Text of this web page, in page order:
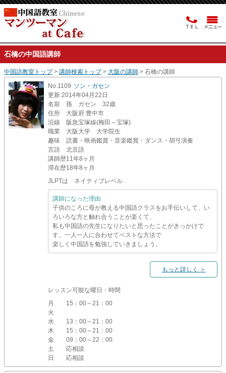
石橋の中国語講師
中国語教室トップ> 講師検索トップ> 大阪の講師 > 石橋の講師
No.1109 ソン・ガセン
更新:2014年04月22日
名前
孫 ガセン 32歳
住所
大阪府 豊中市
沿線
阪急宝塚線(梅田～宝塚)
職業
大阪大学 大学院生
趣味
読書・映画鑑賞・音楽鑑賞・ダンス・胡弓演奏
言語
北京語
講師歴11年8ヶ月
滞在歴18年8ヶ月
JLPTは ネイティブレベル
講師になった理由
子供のころに母が教える中国語クラスをお手伝いして、い
ろいろな方と触れ合うことが楽くて、
私も中国語の先生になりたいと思ったことがきっかけで
す。一人一人に合わせてベストな方法で
楽しく中国語を勉強していきましょう。
もっと詳しく ＞
レッスン可能な曜日・時間
月
15：00～21：00
火
水
13：00～21：00
木
15：00～21：00
金
09：00～22：00
土
応相談
日
応相談